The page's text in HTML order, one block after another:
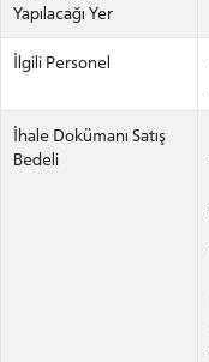
Yapılacağı Yer
İlgili Personel
İhale Dokümanı Satış
Bedeli